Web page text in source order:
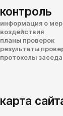
контроль
информация о
воздействия
планы проверок
результаты
протоколы
карта